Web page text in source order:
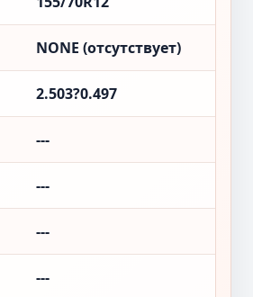
NONE (отсутствует)
2.503?0.497
---
---
---
---